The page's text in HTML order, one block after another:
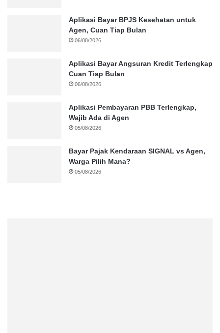
Aplikasi Bayar BPJS Kesehatan untuk
Agen, Cuan Tiap Bulan
06/08/2026
Aplikasi Bayar Angsuran Kredit Terlengkap
Cuan Tiap Bulan
06/08/2026
Aplikasi Pembayaran PBB Terlengkap,
Wajib Ada di Agen
05/08/2026
Bayar Pajak Kendaraan SIGNAL vs Agen,
Warga Pilih Mana?
05/08/2026